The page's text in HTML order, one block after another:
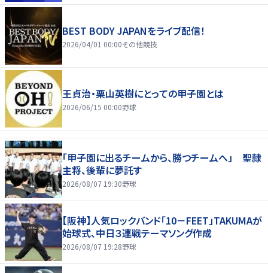
BEST BODY JAPANをライブ配信！
2026/04/01 00:00その他競技
王貞治・栗山英樹にとっての甲子園とは
2026/06/15 00:00野球
「甲子園に出るチームから、勝つチームへ」 聖隷
主将、後輩に夢託す
2026/08/07 19:30野球
【阪神】人気ロックバンド「10－FEET」TAKUMAが
始球式、中日３連戦テーマソング作成
2026/08/07 19:28野球